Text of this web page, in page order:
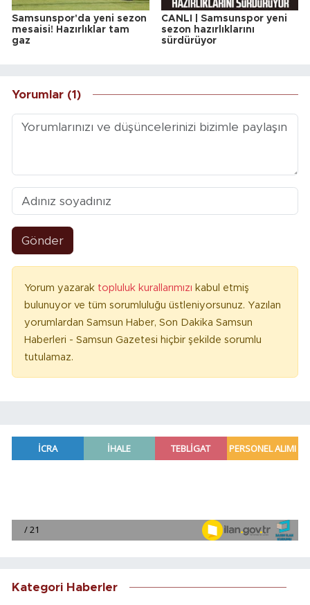
Samsunspor'da yeni sezon
mesaisi! Hazırlıklar tam
gaz
CANLI | Samsunspor yeni
sezon hazırlıklarını
sürdürüyor
Yorumlar (1)
Gönder
Yorum yazarak topluluk kurallarımızı kabul etmiş
bulunuyor ve tüm sorumluluğu üstleniyorsunuz. Yazılan
yorumlardan Samsun Haber, Son Dakika Samsun
Haberleri - Samsun Gazetesi hiçbir şekilde sorumlu
tutulamaz.
Kategori Haberler